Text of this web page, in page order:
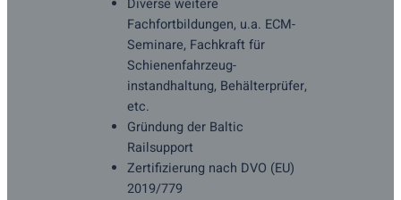
Diverse weitere
Fachfortbildungen, u.a. ECM-
Seminare, Fachkraft für
Schienenfahrzeug-
instandhaltung, Behälterprüfer,
etc.
Gründung der Baltic
Railsupport
Zertifizierung nach DVO (EU)
2019/779